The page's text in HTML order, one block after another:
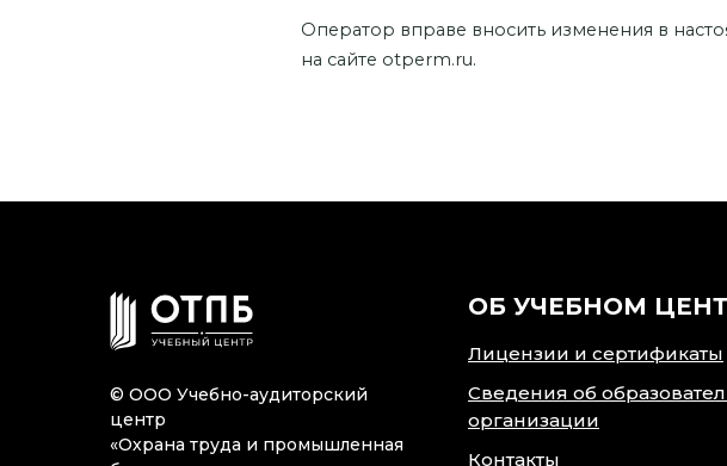
Оператор вправе вносить изменения в
на сайте otperm.ru.
© ООО Учебно-аудиторский
центр
«Охрана труда и промышленная
ОБ УЧЕБНОМ
Лицензии и сертификаты
Сведения об
организации
Контакты